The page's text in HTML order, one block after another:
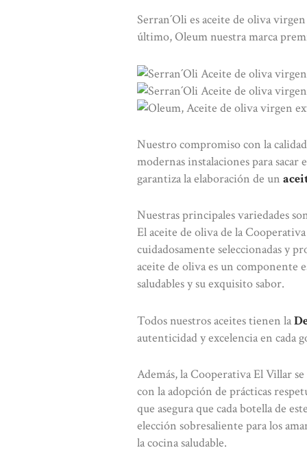
Serran´Oli es aceite de oliva
último, Oleum nuestra marca
Nuestro compromiso con la
modernas instalaciones para
garantiza la elaboración de un
Nuestras principales variedades
El aceite de oliva de la
cuidadosamente seleccionadas y
aceite de oliva es un componente
saludables y su exquisito sabor.
Todos nuestros aceites tienen la
autenticidad y excelencia en cada
Además, la Cooperativa El Villar
con la adopción de prácticas
que asegura que cada botella de
elección sobresaliente para los
la cocina saludable.